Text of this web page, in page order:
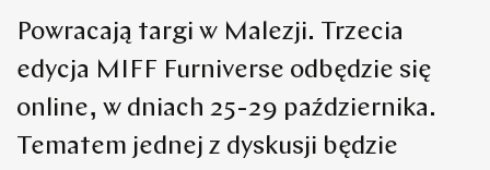
Powracają targi w Malezji. Trzecia
edycja MIFF Furniverse odbędzie się
online, w dniach 25-29 października.
Tematem jednej z dyskusji będzie